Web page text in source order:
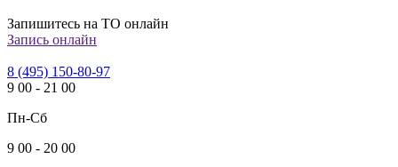
Запишитесь на ТО онлайн
Запись онлайн
8 (495) 150-80-97
9 00 - 21 00
Пн-Сб
9 00 - 20 00